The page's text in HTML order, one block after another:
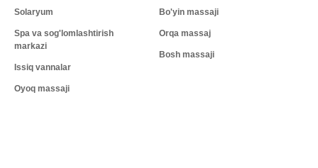
Solaryum
Spa va sog'lomlashtirish
markazi
Issiq vannalar
Oyoq massaji
Bo'yin massaji
Orqa massaj
Bosh massaji